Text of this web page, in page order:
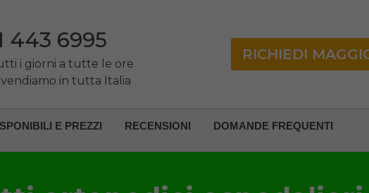
443 6995
i giorni a tutte le ore
in tutta Italia
RICHIEDI
E PREZZI RECENSIONI DOMANDE FREQUENTI